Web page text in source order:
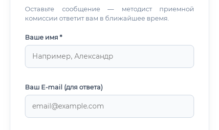
Оставьте сообщение — методист приемной
комиссии ответит вам в ближайшее время.
Ваше имя *
Ваш E-mail (для ответа)